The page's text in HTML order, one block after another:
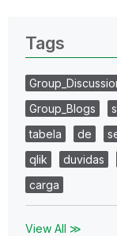
Tags
Group_Blogs
tabela
de
qlik
duvidas
carga
View All ≫